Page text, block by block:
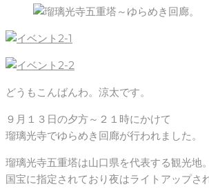
どうもこんばんわ。涼太です。
９月１３日の夕方～２１時にかけて
瑠璃光寺でゆらめき回廊が行われました。
瑠璃光寺五重塔は山口県を代表する観光地。
国宝に指定されており夜はライトアップされ